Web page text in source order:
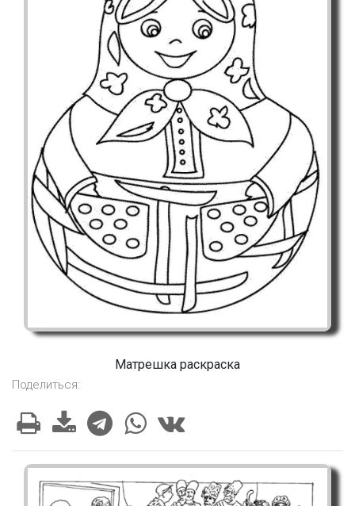
Матрешка раскраска
Поделиться: